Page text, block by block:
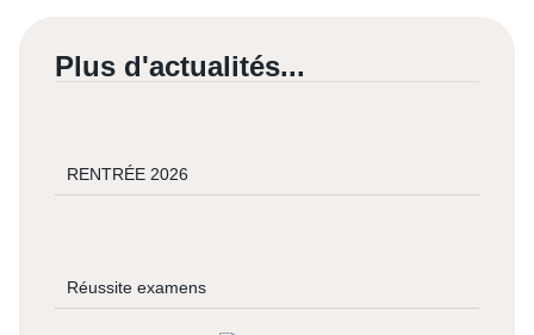
Plus d'actualités...
RENTRÉE 2026
Réussite examens